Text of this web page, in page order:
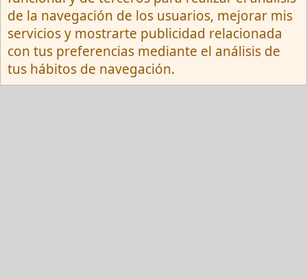
Contactarnos
Términos y reglas
Privacy policy
Ayuda
R
S
S
Community platform by XenForo ® © 2010-
2026 XenForo Ltd.
de la navegación de los usuarios, mejorar mis
servicios y mostrarte publicidad relacionada
con tus preferencias mediante el análisis de
tus hábitos de navegación.